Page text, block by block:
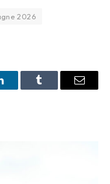
2026
Tumblr Email